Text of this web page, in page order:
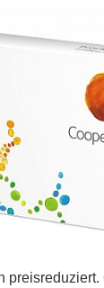
preisreduziert.